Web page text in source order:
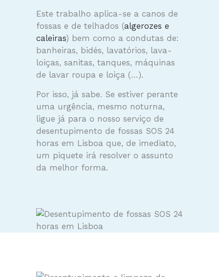
Este trabalho aplica-se a canos de
fossas e de telhados (algerozes e
caleiras) bem como a condutas de:
banheiras, bidés, lavatórios, lava-
loiças, sanitas, tanques, máquinas
de lavar roupa e loiça (…).
Por isso, já sabe. Se estiver perante
uma urgência, mesmo noturna,
ligue já para o nosso serviço de
desentupimento de fossas SOS 24
horas em Lisboa que, de imediato,
um piquete irá resolver o assunto
da melhor forma.